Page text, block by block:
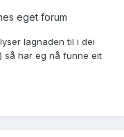
eget forum
lagnaden til i dei
så har eg nå funne eit
Kinn, S&F.